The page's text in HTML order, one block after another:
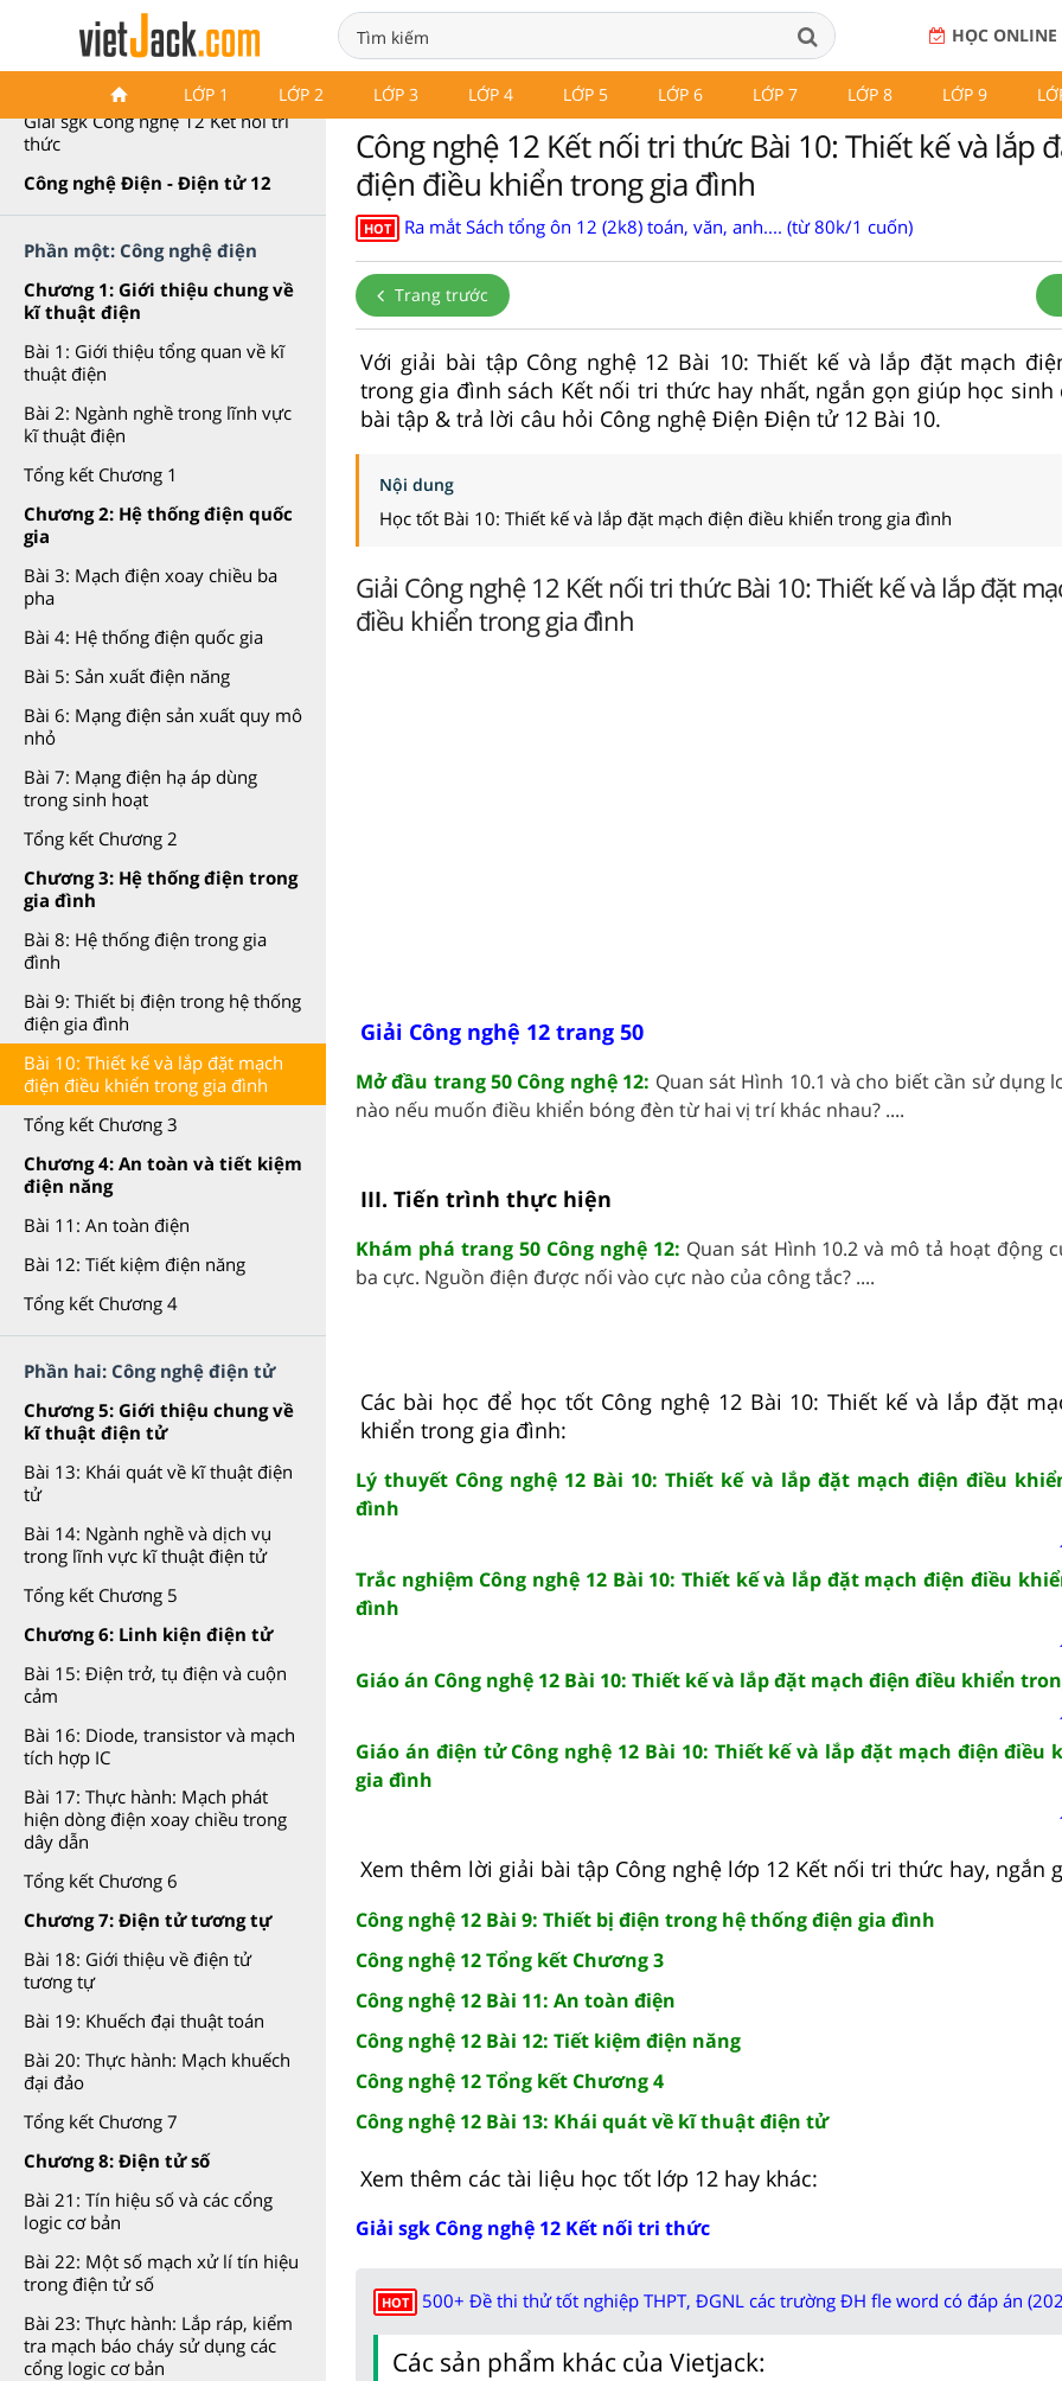
HỌC ONLINE
LỚP 1 LỚP 2 LỚP 3 LỚP 4 LỚP 5 LỚP 6 LỚP 7 LỚP 8 LỚP 9
Công nghệ 12 Kết nối tri thức
Giải sgk Công nghệ 12 Kết nối tri
thức
Công nghệ Điện - Điện tử 12
Phần một: Công nghệ điện
Chương 1: Giới thiệu chung về
kĩ thuật điện
Bài 1: Giới thiệu tổng quan về kĩ
thuật điện
Bài 2: Ngành nghề trong lĩnh vực
kĩ thuật điện
Tổng kết Chương 1
Chương 2: Hệ thống điện quốc
gia
Bài 3: Mạch điện xoay chiều ba
pha
Bài 4: Hệ thống điện quốc gia
Bài 5: Sản xuất điện năng
Bài 6: Mạng điện sản xuất quy mô
nhỏ
Bài 7: Mạng điện hạ áp dùng
trong sinh hoạt
Tổng kết Chương 2
Chương 3: Hệ thống điện trong
gia đình
Bài 8: Hệ thống điện trong gia
đình
Bài 9: Thiết bị điện trong hệ thống
điện gia đình
Bài 10: Thiết kế và lắp đặt mạch
điện điều khiển trong gia đình
Tổng kết Chương 3
Chương 4: An toàn và tiết kiệm
điện năng
Bài 11: An toàn điện
Bài 12: Tiết kiệm điện năng
Tổng kết Chương 4
Phần hai: Công nghệ điện tử
Chương 5: Giới thiệu chung về
kĩ thuật điện tử
Bài 13: Khái quát về kĩ thuật điện
tử
Bài 14: Ngành nghề và dịch vụ
trong lĩnh vực kĩ thuật điện tử
Tổng kết Chương 5
Chương 6: Linh kiện điện tử
Bài 15: Điện trở, tụ điện và cuộn
cảm
Bài 16: Diode, transistor và mạch
tích hợp IC
Bài 17: Thực hành: Mạch phát
hiện dòng điện xoay chiều trong
dây dẫn
Tổng kết Chương 6
Chương 7: Điện tử tương tự
Bài 18: Giới thiệu về điện tử
tương tự
Bài 19: Khuếch đại thuật toán
Bài 20: Thực hành: Mạch khuếch
đại đảo
Tổng kết Chương 7
Chương 8: Điện tử số
Bài 21: Tín hiệu số và các cổng
logic cơ bản
Bài 22: Một số mạch xử lí tín hiệu
trong điện tử số
Bài 23: Thực hành: Lắp ráp, kiểm
tra mạch báo cháy sử dụng các
cổng logic cơ bản
Công nghệ 12 Kết nối tri thức Bài 10: Thiết kế và lắp
điện điều khiển trong gia đình
HOT Ra mắt Sách tổng ôn 12 (2k8) toán, văn, anh.... (từ 80k/1 cuốn)
Trang trước
Với giải bài tập Công nghệ 12 Bài 10: Thiết kế và lắp đặt mạch
trong gia đình sách Kết nối tri thức hay nhất, ngắn gọn giúp học sinh
bài tập & trả lời câu hỏi Công nghệ Điện Điện tử 12 Bài 10.
Nội dung
Học tốt Bài 10: Thiết kế và lắp đặt mạch điện điều khiển trong gia đình
Giải Công nghệ 12 Kết nối tri thức Bài 10: Thiết kế và lắp đặt
điều khiển trong gia đình
Giải Công nghệ 12 trang 50
Mở đầu trang 50 Công nghệ 12: Quan sát Hình 10.1 và cho biết cần sử dụng
nào nếu muốn điều khiển bóng đèn từ hai vị trí khác nhau? ....
III. Tiến trình thực hiện
Khám phá trang 50 Công nghệ 12: Quan sát Hình 10.2 và mô tả hoạt động
ba cực. Nguồn điện được nối vào cực nào của công tắc? ....
Các bài học để học tốt Công nghệ 12 Bài 10: Thiết kế và lắp đặt
khiển trong gia đình:
Lý thuyết Công nghệ 12 Bài 10: Thiết kế và lắp đặt mạch điện điều
đình
Trắc nghiệm Công nghệ 12 Bài 10: Thiết kế và lắp đặt mạch điện điều
đình
Giáo án Công nghệ 12 Bài 10: Thiết kế và lắp đặt mạch điện điều khiển
Giáo án điện tử Công nghệ 12 Bài 10: Thiết kế và lắp đặt mạch điện điều
gia đình
Xem thêm lời giải bài tập Công nghệ lớp 12 Kết nối tri thức hay, ngắn
Công nghệ 12 Bài 9: Thiết bị điện trong hệ thống điện gia đình
Công nghệ 12 Tổng kết Chương 3
Công nghệ 12 Bài 11: An toàn điện
Công nghệ 12 Bài 12: Tiết kiệm điện năng
Công nghệ 12 Tổng kết Chương 4
Công nghệ 12 Bài 13: Khái quát về kĩ thuật điện tử
Xem thêm các tài liệu học tốt lớp 12 hay khác:
Giải sgk Công nghệ 12 Kết nối tri thức
HOT 500+ Đề thi thử tốt nghiệp THPT, ĐGNL các trường ĐH fle word có đáp án
Các sản phẩm khác của Vietjack: